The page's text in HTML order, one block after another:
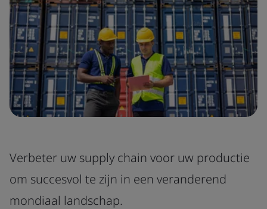
Verbeter uw supply chain voor uw productie
om succesvol te zijn in een veranderend
mondiaal landschap.